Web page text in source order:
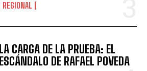
REGIONAL
LA CARGA DE LA PRUEBA: EL
ESCÁNDALO DE RAFAEL POVEDA